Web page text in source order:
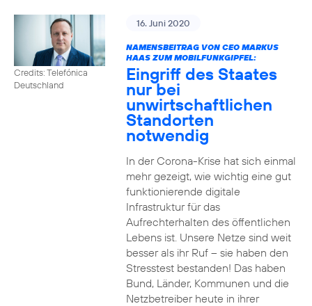
Credits: Telefónica
Deutschland
16. Juni 2020
NAMENSBEITRAG VON CEO MARKUS
HAAS ZUM MOBILFUNKGIPFEL:
Eingriff des Staates
nur bei
unwirtschaftlichen
Standorten
notwendig
In der Corona-Krise hat sich einmal
mehr gezeigt, wie wichtig eine gut
funktionierende digitale
Infrastruktur für das
Aufrechterhalten des öffentlichen
Lebens ist. Unsere Netze sind weit
besser als ihr Ruf – sie haben den
Stresstest bestanden! Das haben
Bund, Länder, Kommunen und die
Netzbetreiber heute in ihrer